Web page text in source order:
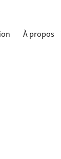
À propos